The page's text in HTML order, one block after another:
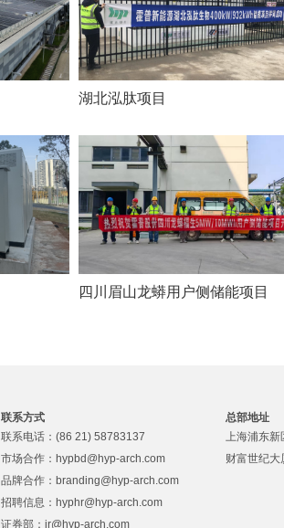
湖北泓肽项目
四川眉山龙蟒用户侧储能项目
联系方式
联系电话：(86 21) 58783137
市场合作： hypbd@hyp-arch.com
品牌合作： branding@hyp-arch.com
招聘信息： hyphr@hyp-arch.com
证券部：ir@hyp-arch.com
总部地址
上海浦东新
财富世纪大